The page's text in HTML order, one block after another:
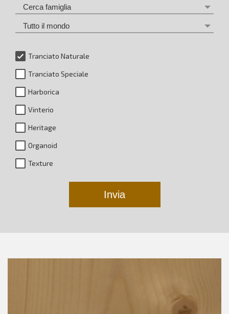
Tranciato Naturale
Tranciato Speciale
Harborica
Vinterio
Heritage
Organoid
Texture
Invia